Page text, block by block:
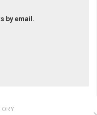
by email.